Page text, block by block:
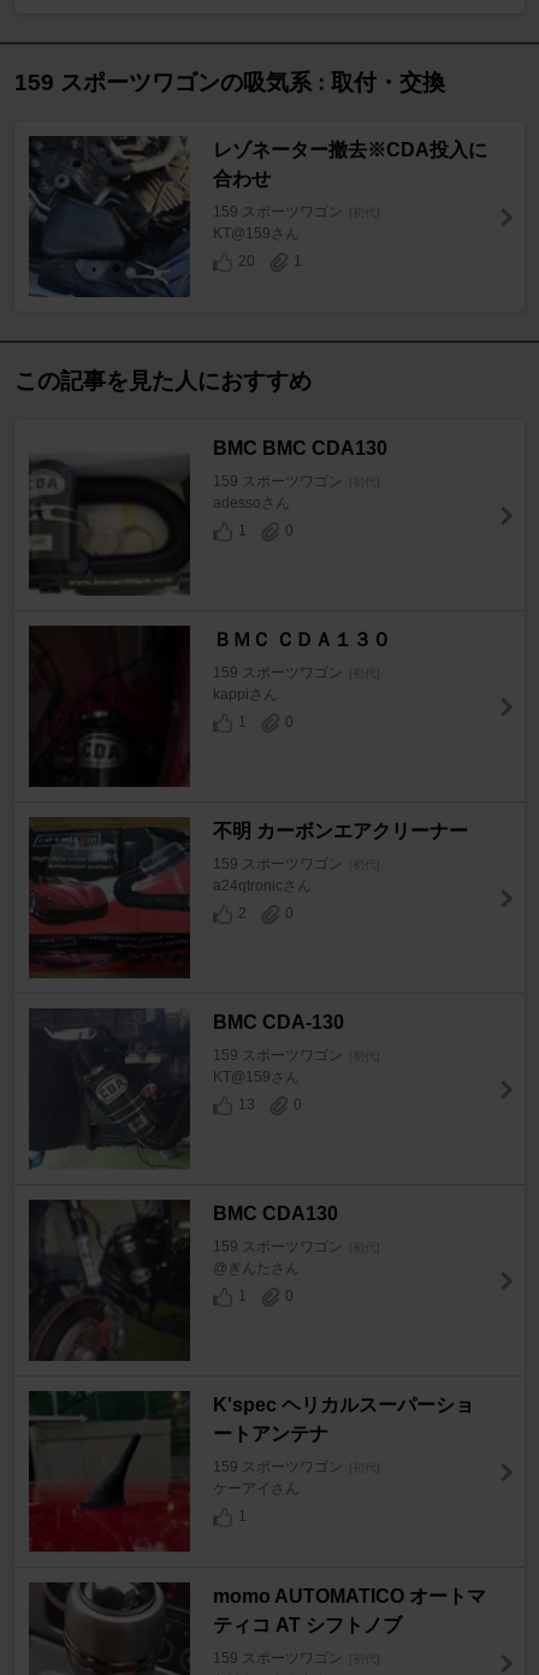
159 スポーツワゴンの吸気系 : 取付・交換
レゾネーター撤去※CDA投入に
合わせ
159 スポーツワゴン
KT@159さん
20
1
この記事を見た人におすすめ
BMC BMC CDA130
159 スポーツワゴン
adessoさん
1
0
ＢＭＣ ＣＤＡ１３０
159 スポーツワゴン
kappiさん
1
0
不明 カーボンエアクリーナー
159 スポーツワゴン
a24qtronicさん
2
0
BMC CDA-130
159 スポーツワゴン
KT@159さん
13
0
BMC CDA130
159 スポーツワゴン
@ぎんたさん
1
0
K'spec ヘリカルスーパーショ
ートアンテナ
159 スポーツワゴン
ケーアイさん
1
momo AUTOMATICO オートマ
ティコ AT シフトノブ
159 スポーツワゴン